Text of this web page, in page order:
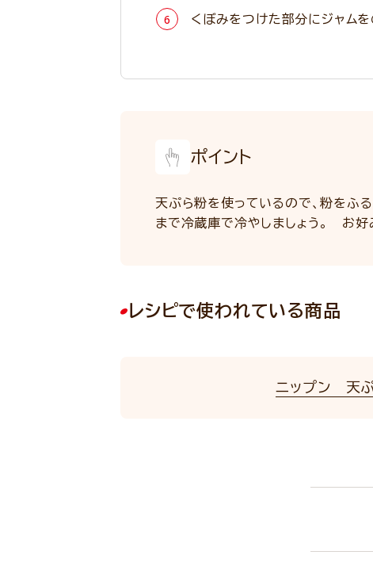
くぼみをつけた部分にジャムを
ポイント
天ぷら粉を使っているので、粉をふ
まで冷蔵庫で冷やしましょう。 お好
レシピで使われている商品
ニップン 天